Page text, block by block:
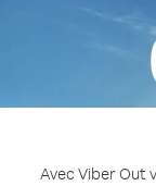
Avec Viber Out